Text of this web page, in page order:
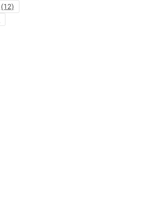
(12)